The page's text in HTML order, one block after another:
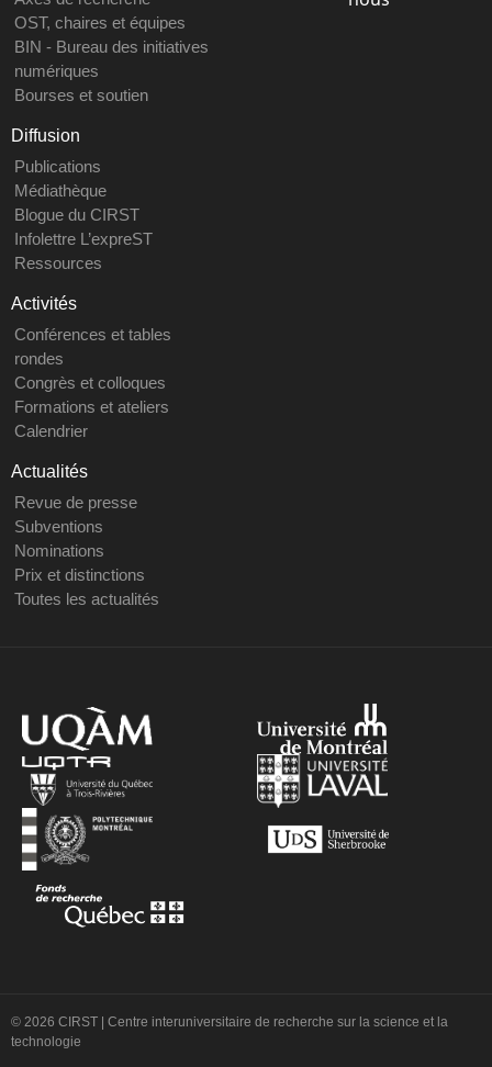
OST, chaires et équipes
BIN - Bureau des initiatives
numériques
Bourses et soutien
Diffusion
Publications
Médiathèque
Blogue du CIRST
Infolettre L’expreST
Ressources
Activités
Conférences et tables
rondes
Congrès et colloques
Formations et ateliers
Calendrier
Actualités
Revue de presse
Subventions
Nominations
Prix et distinctions
Toutes les actualités
© 2026 CIRST | Centre interuniversitaire de recherche sur la science et la
technologie